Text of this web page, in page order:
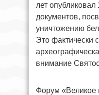
лет опубликовал
документов,
уничтожению
Это фактически
внимание
Форум